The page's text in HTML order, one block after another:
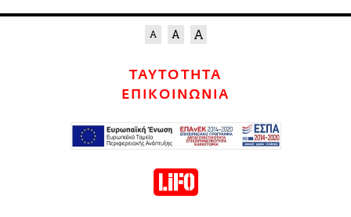
ΤΑΥΤΟΤΗΤΑ
ΕΠΙΚΟΙΝΩΝΙΑ